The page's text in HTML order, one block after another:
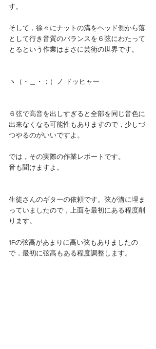
す。
そして，徐々にナットの溝をヘッド側から落
として行き音質のバランスを６弦にわたって
とるという作業はまさに芸術の世界です。
ヽ（・＿・；）ノ ドッヒャー
６弦で高音を出しすぎると全部を同じ音色に
出来なくなる可能性もありますので，少しづ
つやるのがいいですよ。
では，その実際の作業レポートです。
音も聞けますよ。
生徒さんのギターの依頼です。弦が溝に埋ま
っていましたので，上面を最初にある程度削
ります。
1Fの弦高があまりに高い弦もありましたの
で，最初に弦高もある程度調整します。